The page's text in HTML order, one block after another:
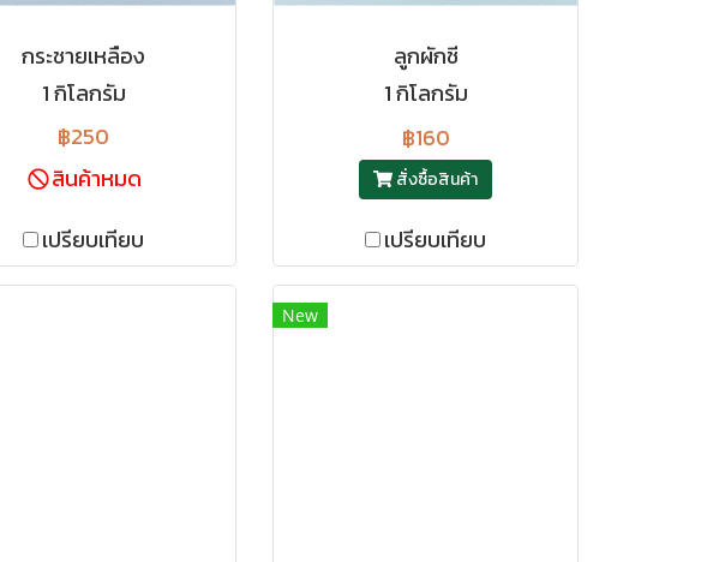
กระชายเหลือง
1 กิโลกรัม
฿250
สินค้าหมด
เปรียบเทียบ
ลูกผักชี
1 กิโลกรัม
฿160
สั่งซื้อสินค้า
เปรียบเทียบ
New